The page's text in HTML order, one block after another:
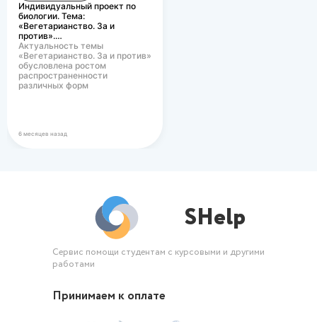
Индивидуальный проект по
биологии. Тема:
«Вегетарианство. За и
против».…
Актуальность темы
«Вегетарианство. За и против»
обусловлена ростом
распространенности
различных форм
6 месяцев назад
SHelp
Сервис помощи студентам с курсовыми и другими
работами
Принимаем к оплате